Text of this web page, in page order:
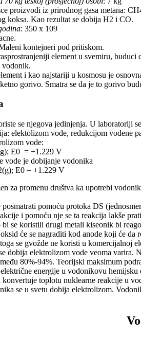
proizvodi iz prirodnog gasa metana:
koksa. Kao rezultat se dobija H2 i CO.
: 350 x 109
kontejneri pod pritiskom.
element u svemiru, buduci
vodonik.
i kao najstariji u kosmosu je
gorivo. Smatra se da je to gorivo
se njegova jedinjenja. U
elektolizom vode, redukcijom vodene
vode:
E0 = +1.229 V
vode je dobijanje vodonika
E0 = +1.229 V
za promenu društva ka upotrebi
pomoću protoka DS
i pomoću nje se ta reakcija lakše
se koristili drugi metali kiseonik bi
će se nagraditi kod anode koji će
se gvožđe ne koristi u komercijalnoj
dobija elektrolizom vode veoma
80%-94%. Teorijski maksimum
energije u vodonikovu
konvertuje toplotu nuklearne reakcije u
se u svetu dobija elektrolizom.